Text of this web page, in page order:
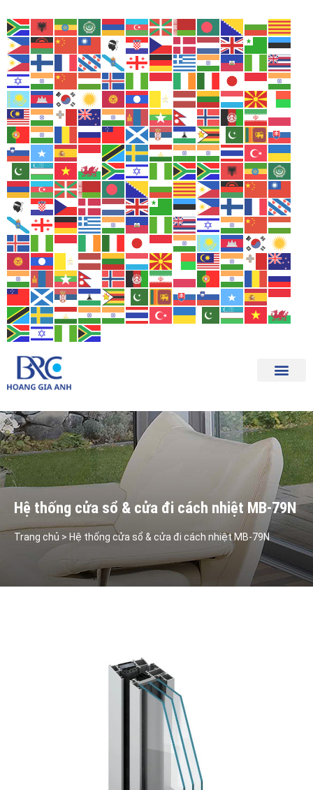
Hệ thống cửa sổ & cửa đi cách nhiệt MB-79N
Trang chủ > Hệ thống cửa sổ & cửa đi cách nhiệt MB-79N